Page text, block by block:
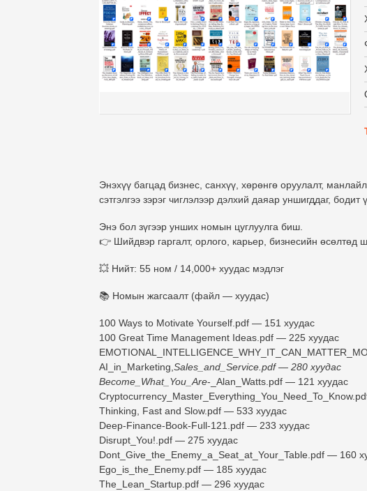
Энэхүү багцад бизнес, санхүү, хөрөнгө оруулалт,
сэтгэлгээ зэрэг чиглэлээр дэлхий даяар уншигддаг, бодит
Энэ бол зүгээр унших номын цуглуулга биш.
👉 Шийдвэр гаргалт, орлого, карьер, бизнесийн өсөлтөд
💥 Нийт: 55 ном / 14,000+ хуудас мэдлэг
📚 Номын жагсаалт (файл — хуудас)
100 Ways to Motivate Yourself.pdf — 151 хуудас
100 Great Time Management Ideas.pdf — 225 хуудас
AI_in_Marketing, Sales_and_Service.pdf — 280 хуудас
Become_What_You_Are-_Alan_Watts.pdf — 121 хуудас
Thinking, Fast and Slow.pdf — 533 хуудас
Deep-Finance-Book-Full-121.pdf — 233 хуудас
Disrupt_You!.pdf — 275 хуудас
Dont_Give_the_Enemy_a_Seat_at_Your_Table.pdf — 160
Ego_is_the_Enemy.pdf — 185 хуудас
The_Lean_Startup.pdf — 296 хуудас